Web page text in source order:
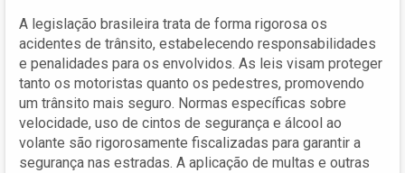
A legislação brasileira trata de forma rigorosa os
acidentes de trânsito, estabelecendo responsabilidades
e penalidades para os envolvidos. As leis visam proteger
tanto os motoristas quanto os pedestres, promovendo
um trânsito mais seguro. Normas específicas sobre
velocidade, uso de cintos de segurança e álcool ao
volante são rigorosamente fiscalizadas para garantir a
segurança nas estradas. A aplicação de multas e outras